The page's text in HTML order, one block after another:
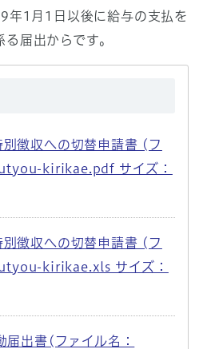
年1月1日以後に給与の支払を
届出からです。
別徴収への切替申請書 (フ
kirikae.pdf サイズ：
別徴収への切替申請書 (フ
kirikae.xls サイズ：
届出書(ファイル名：